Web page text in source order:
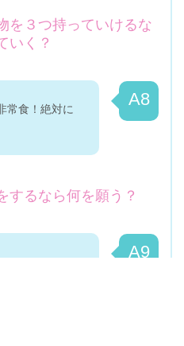
を３つ持っていけるな
いく？
常食！絶対に
A8
するなら何を願う？
A9